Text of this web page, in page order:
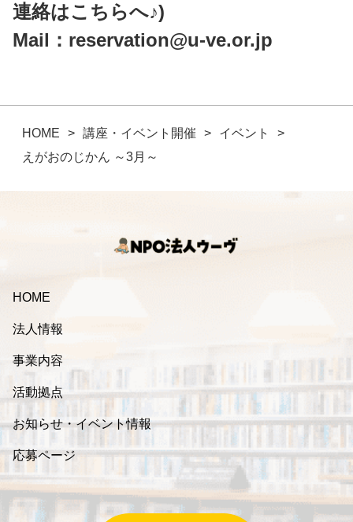
連絡はこちらへ♪)
Mail： reservation@u-ve.or.jp
HOME 講座・イベント開催
イベント
えがおのじかん ～3月～
HOME
法人情報
事業内容
活動拠点
お知らせ・イベント情報
応募ページ